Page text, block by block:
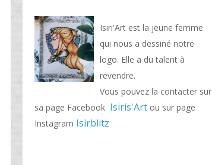
Isiri'Art est la jeune femme
qui nous a dessiné notre
logo. Elle a du talent à
revendre.
Vous pouvez la contacter sur
sa page Facebook Isiris'Art ou sur page
Instagram Isirblitz